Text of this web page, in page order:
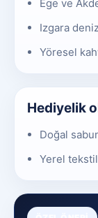
Ege ve
Izgara
Yöresel
Hediyelik
Doğal
Yerel